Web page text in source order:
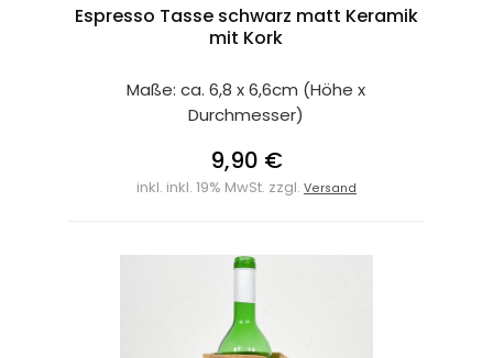
Espresso Tasse schwarz matt Keramik
mit Kork
Maße: ca. 6,8 x 6,6cm (Höhe x
Durchmesser)
9,90 €
inkl. inkl. 19% MwSt. zzgl. Versand